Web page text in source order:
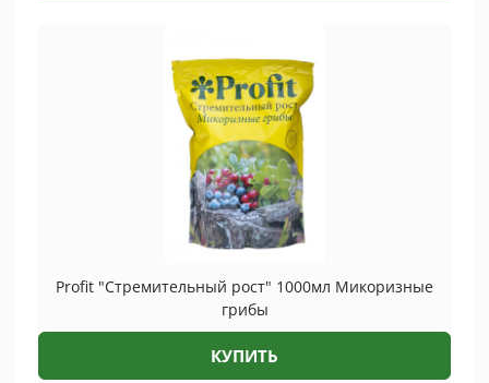
Profit "Стремительный рост" 1000мл Микоризные
грибы
КУПИТЬ